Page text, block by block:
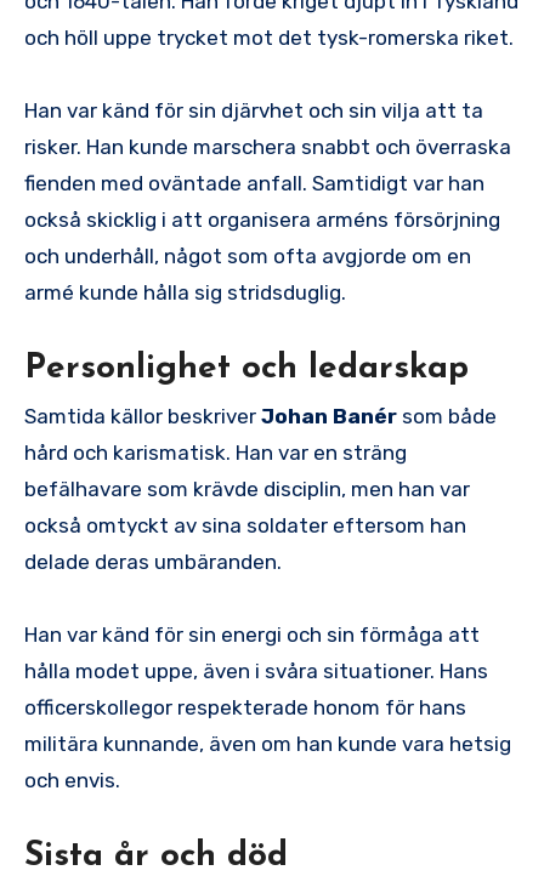
och höll uppe trycket mot det tysk-romerska riket.
Han var känd för sin djärvhet och sin vilja att ta
risker. Han kunde marschera snabbt och överraska
fienden med oväntade anfall. Samtidigt var han
också skicklig i att organisera arméns försörjning
och underhåll, något som ofta avgjorde om en
armé kunde hålla sig stridsduglig.
Personlighet och ledarskap
Samtida källor beskriver Johan Banér som både
hård och karismatisk. Han var en sträng
befälhavare som krävde disciplin, men han var
också omtyckt av sina soldater eftersom han
delade deras umbäranden.
Han var känd för sin energi och sin förmåga att
hålla modet uppe, även i svåra situationer. Hans
officerskollegor respekterade honom för hans
militära kunnande, även om han kunde vara hetsig
och envis.
Sista år och död